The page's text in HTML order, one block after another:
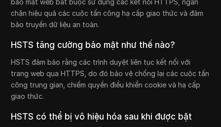
bảo mật web bắt buộc sử dụng các kết nối HTTPS, ngăn
chặn hiệu quả các cuộc tấn công hạ cấp giao thức và đảm
bảo truyền dữ liệu an toàn.
HSTS tăng cường bảo mật như thế nào?
HSTS đảm bảo rằng các trình duyệt liên tục kết nối với
trang web qua HTTPS, do đó bảo vệ chống lại các cuộc tấn
công trung gian, chiếm quyền điều khiển cookie và hạ cấp
giao thức.
HSTS có thể bị vô hiệu hóa sau khi được bật